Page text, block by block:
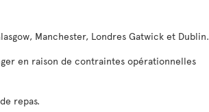
Manchester, Londres Gatwick et Dublin.
en raison de contraintes opérationnelles
repas.